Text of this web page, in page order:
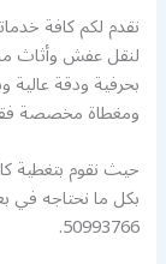
نقدم لكم كافة
لنقل عفش وأثاث
بحرفية ودقة
ومغطاة مخصصة
حيث نقوم بتغطية
بكل ما نحتاجه في
50993766.